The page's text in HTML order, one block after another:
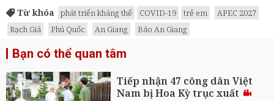
Từ khóa phát triển kháng thể COVID-19 trẻ em
APEC 2027
Rạch Giá
Phú Quốc An Giang Báo An Giang
Bạn có thể quan tâm
Tiếp nhận 47 công dân Việt
Nam bị Hoa Kỳ trục xuất